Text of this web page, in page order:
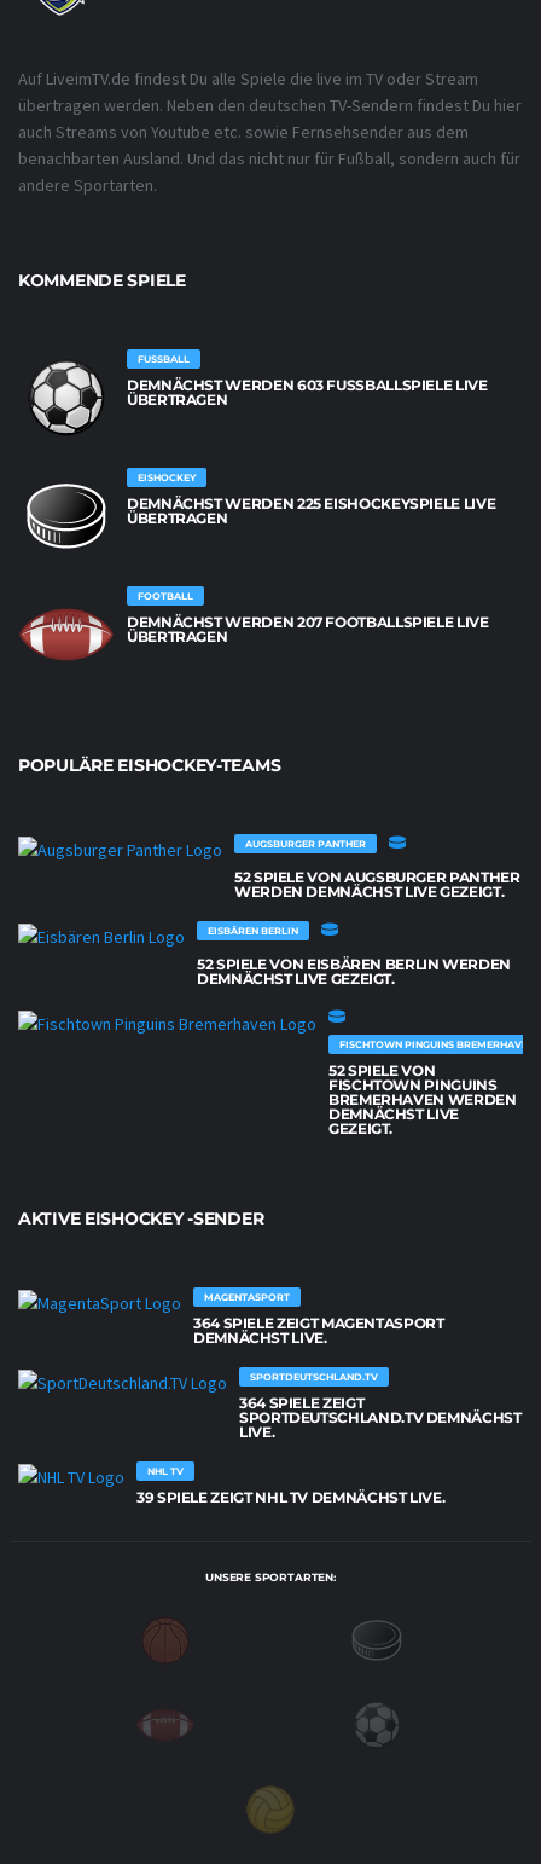
Auf LiveimTV.de findest Du alle Spiele die live im TV oder Stream
übertragen werden. Neben den deutschen TV-Sendern findest Du hier
auch Streams von Youtube etc. sowie Fernsehsender aus dem
benachbarten Ausland. Und das nicht nur für Fußball, sondern auch für
andere Sportarten.
KOMMENDE SPIELE
FUSSBALL
DEMNÄCHST WERDEN 603 FUSSBALLSPIELE LIVE Ü
BERTRAGEN
EISHOCKEY
DEMNÄCHST WERDEN 225 EISHOCKEYSPIELE LIVE
ÜBERTRAGEN
FOOTBALL
DEMNÄCHST WERDEN 207 FOOTBALLSPIELE LIVE
ÜBERTRAGEN
POPULÄRE EISHOCKEY-TEAMS
AUGSBURGER PANTHER
52 SPIELE VON AUGSBURGER PANTHER
WERDEN DEMNÄCHST LIVE GEZEIGT.
EISBÄREN BERLIN
52 SPIELE VON EISBÄREN BERLIN WERDEN
DEMNÄCHST LIVE GEZEIGT.
FISCHTOWN PINGUINS BREMERHAVEN
52 SPIELE VON
FISCHTOWN PINGUINS
BREMERHAVEN WERDEN
DEMNÄCHST LIVE
GEZEIGT.
AKTIVE EISHOCKEY -SENDER
MAGENTASPORT
364 SPIELE ZEIGT MAGENTASPORT
DEMNÄCHST LIVE.
SPORTDEUTSCHLAND.TV
364 SPIELE ZEIGT
SPORTDEUTSCHLAND.TV DEMNÄCHST
LIVE.
NHL TV
39 SPIELE ZEIGT NHL TV DEMNÄCHST LIVE.
UNSERE SPORTARTEN: